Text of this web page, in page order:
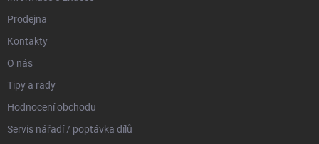
Prodejna
Kontakty
O nás
Tipy a rady
Hodnocení obchodu
Servis nářadí / poptávka dílů